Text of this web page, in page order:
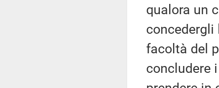
qualora un
concedergli
facoltà del
concludere